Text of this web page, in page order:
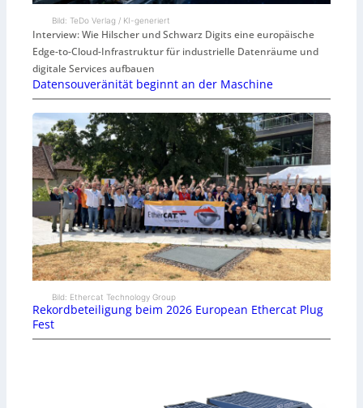
Bild: TeDo Verlag / KI-generiert
Interview: Wie Hilscher und Schwarz Digits eine europäische
Edge-to-Cloud-Infrastruktur für industrielle Datenräume und
digitale Services aufbauen
Datensouveränität beginnt an der Maschine
Bild: Ethercat Technology Group
Rekordbeteiligung beim 2026 European Ethercat Plug
Fest